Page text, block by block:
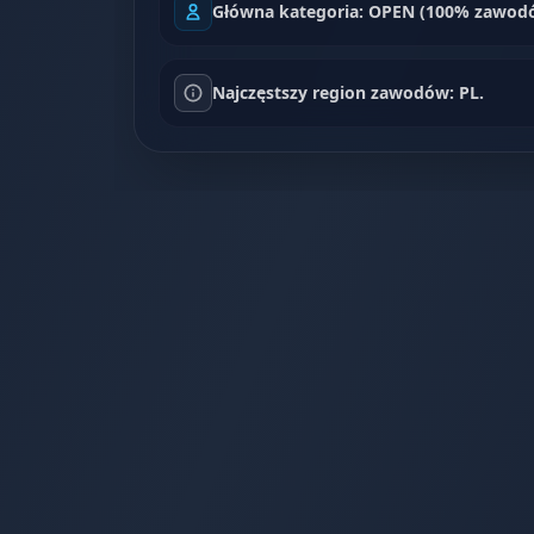
Główna kategoria: OPEN (100%
Najczęstszy region zawodów: PL.